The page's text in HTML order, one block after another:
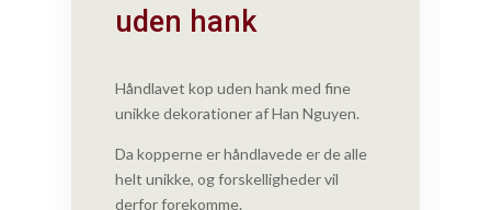
uden hank
Håndlavet kop uden hank med fine
unikke dekorationer af Han Nguyen.
Da kopperne er håndlavede er de alle
helt unikke, og forskelligheder vil
derfor forekomme.